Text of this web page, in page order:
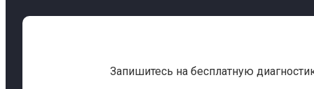
Запишитесь на бесплатную